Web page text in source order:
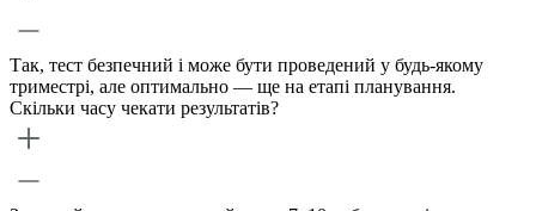
Так, тест безпечний і може бути проведений у будь-якому
триместрі, але оптимально — ще на етапі планування.
Скільки часу чекати результатів?